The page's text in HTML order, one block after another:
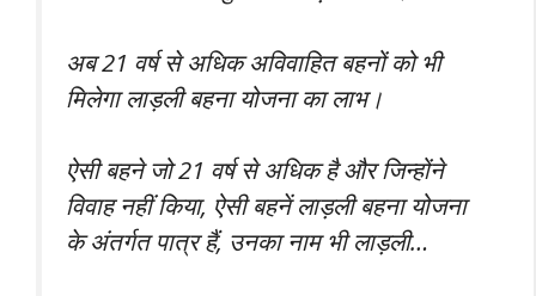
अब 21 वर्ष से अधिक अविवाहित बहनों को भी
मिलेगा लाड़ली बहना योजना का लाभ।
ऐसी बहने जो 21 वर्ष से अधिक है और जिन्होंने
विवाह नहीं किया, ऐसी बहनें लाड़ली बहना योजना
के अंतर्गत पात्र हैं, उनका नाम भी लाड़ली…